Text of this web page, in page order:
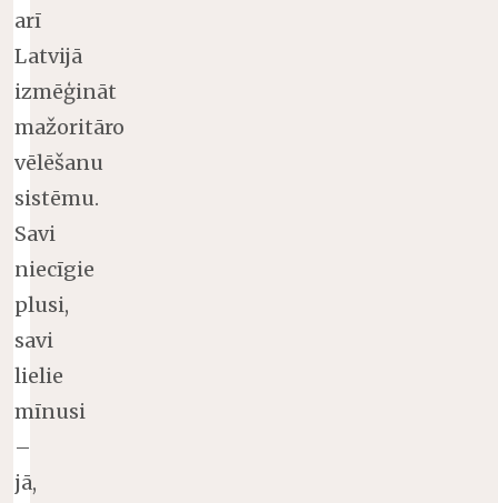
arī
Latvijā
izmēģināt
mažoritāro
vēlēšanu
sistēmu.
Savi
niecīgie
plusi,
savi
lielie
mīnusi
–
jā,